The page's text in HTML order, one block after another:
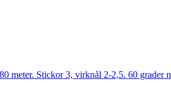
meter. Stickor 3, virknål 2-2,5. 60 grader